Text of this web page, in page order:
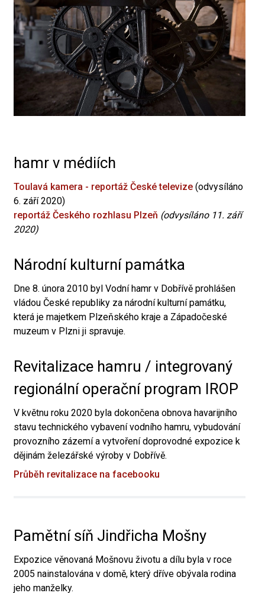
hamr v médiích
Toulavá kamera - reportáž České televize (odvysíláno
6. září 2020)
reportáž Českého rozhlasu Plzeň (odvysíláno 11. září
2020)
Národní kulturní památka
Dne 8. února 2010 byl Vodní hamr v Dobřívě prohlášen
vládou České republiky za národní kulturní památku,
která je majetkem Plzeňského kraje a Západočeské
muzeum v Plzni ji spravuje.
Revitalizace hamru / integrovaný
regionální operační program IROP
V květnu roku 2020 byla dokončena obnova havarijního
stavu technického vybavení vodního hamru, vybudování
provozního zázemí a vytvoření doprovodné expozice k
dějinám železářské výroby v Dobřívě.
Průběh revitalizace na facebooku
Pamětní síň Jindřicha Mošny
Expozice věnovaná Mošnovu životu a dílu byla v roce
2005 nainstalována v domě, který dříve obývala rodina
jeho manželky.